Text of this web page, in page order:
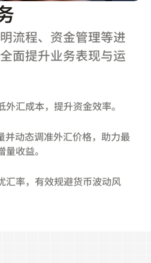
流程、资金管理等进
面提升业务表现与运
汇成本，提升资金效率。
并动态调准外汇价格，助力最
收益。
汇率，有效规避货币波动风